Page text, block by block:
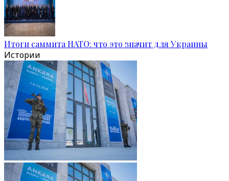
Итоги саммита НАТО: что это значит для Украины
Истории